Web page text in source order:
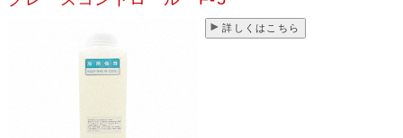
詳しくはこちら